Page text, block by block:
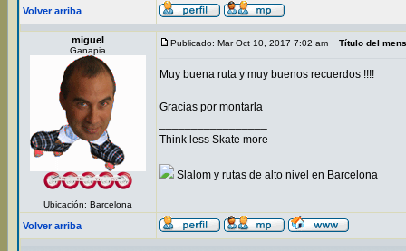
Volver arriba
miguel
Ganapia
Ubicación: Barcelona
Publicado: Mar Oct 10, 2017 7:02 am Título del
Muy buena ruta y muy buenos recuerdos !!!!
Gracias por montarla
Think less Skate more
Slalom y rutas de alto nivel en Barcelona
Volver arriba